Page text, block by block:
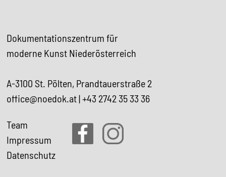
Dokumentationszentrum für
moderne Kunst Niederösterreich
A-3100 St. Pölten, Prandtauerstraße 2
office@noedok.at|+43 2742 35 33 36
Team
Impressum
Datenschutz